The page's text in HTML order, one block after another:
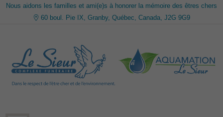
Nous aidons les familles et ami(e)s à honorer la mémoire des êtres chers
60 boul. Pie IX, Granby, Québec, Canada, J2G 9G9